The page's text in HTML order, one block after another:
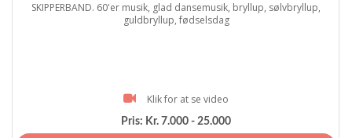
SKIPPERBAND. 60'er musik, glad dansemusik, bryllup, sølvbryllup,
guldbryllup, fødselsdag
Klik for at se video
Pris: Kr. 7.000 - 25.000